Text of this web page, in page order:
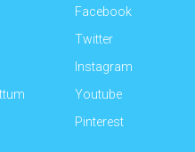
Facebook
Twitter
Instagram
Youtube
Pinterest